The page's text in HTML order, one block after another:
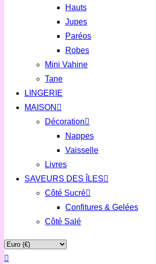
Hauts
Jupes
Paréos
Robes
Mini Vahine
Tane
LINGERIE
MAISON
Décoration
Nappes
Vaisselle
Livres
SAVEURS DES ÎLES
Côté Sucré
Confitures & Gelées
Côté Salé